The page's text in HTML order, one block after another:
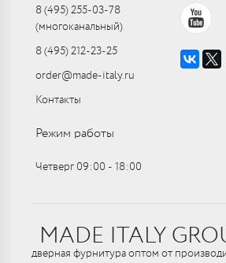
8 (495) 255-03-78
(многоканальный)
8 (495) 212-23-25
order@made-italy.ru
Контакты
Режим работы
Четверг 09:00 ‑ 18:00
MADE ITALY
дверная фурнитура оптом от